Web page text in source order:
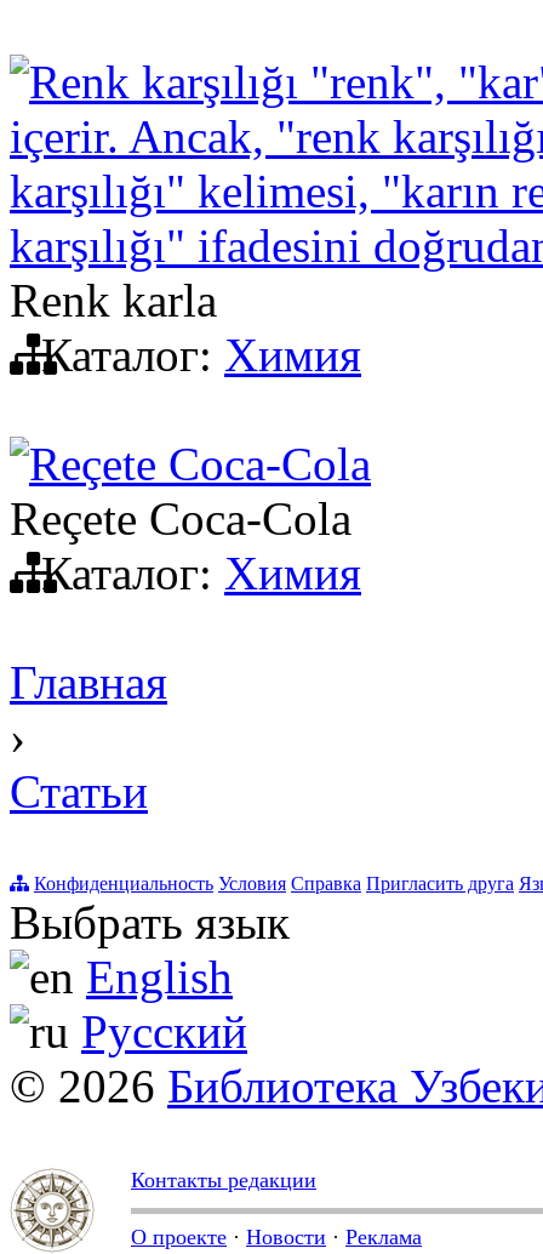
Renk karşılığı "renk",
içerir. Ancak, "renk
karşılığı" kelimesi, "karın
karşılığı" ifadesini
Renk karla
Каталог: Химия
Reçete Coca-Cola
Reçete Coca-Cola
Каталог: Химия
Главная
›
Статьи
Конфиденциальность Условия Справка Пригласить друга
Выбрать язык
English
Русский
© 2026 Библиотека
Контакты редакции
О проекте · Новости · Реклама